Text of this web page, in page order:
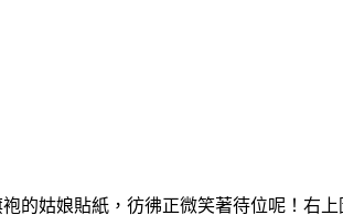
的姑娘貼紙，彷彿正微笑著待位呢！右